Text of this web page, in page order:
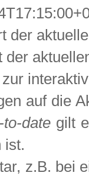
der
der
auf die
to-date gilt
ist.
z.B. bei